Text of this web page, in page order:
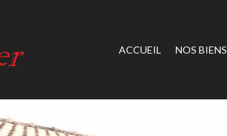
ACCUEIL NOS BIENS